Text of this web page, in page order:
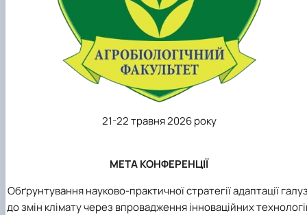
ґрунтознавства агробіологічного факульт…
21-22 травня 2026 року
МЕТА КОНФЕРЕНЦІЇ
Обґрунтування науково-практичної стратегії адаптації
до змін клімату через впровадження інноваційних